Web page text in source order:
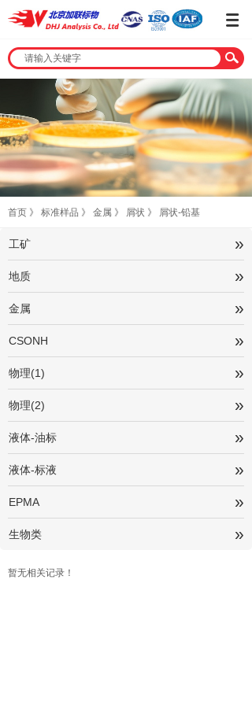
首页 》 标准样品 》 金属 》 屑状 》 屑状-铅基
工矿 »
地质 »
金属 »
CSONH »
物理(1) »
物理(2) »
液体-油标 »
液体-标液 »
EPMA »
生物类 »
暂无相关记录！